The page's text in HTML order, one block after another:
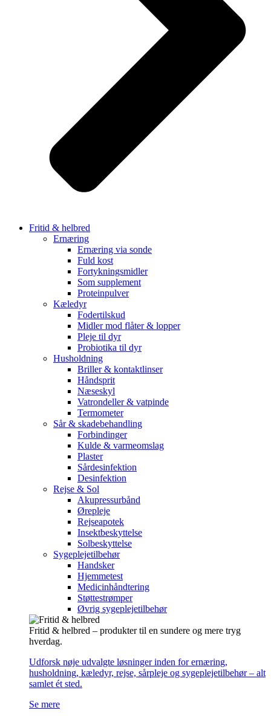
Fritid & helbred
Ernæring
Ernæring via sonde
Fuld kost
Fortykningsmidler
Som supplement
Proteinpulver
Kæledyr
Fodertilskud
Midler mod flåter & lopper
Pleje til dyr
Probiotika til dyr
Husholdning
Briller & kontaktlinser
Håndsprit
Næseskyl
Vatrondeller & vatpinde
Termometer
Sår & skadebehandling
Forbindinger
Kulde & varmeomslag
Plaster
Sårdesinfektion
Desinfektion
Rejse & Sol
Akupressurbånd
Ørepleje
Rejseapotek
Insektbeskyttelse
Solbeskyttelse
Sygeplejetilbehør
Handsker
Hjemmetest
Medicinhåndtering
Støttestrømper
Øvrig sygeplejetilbehør
Fritid & helbred – produkter til en sundere og mere tryg
hverdag.
Udforsk nøje udvalgte løsninger inden for ernæring,
husholdning, kæledyr, rejse, sårpleje og sygeplejetilbehør – alt
samlet ét sted.
Se mere